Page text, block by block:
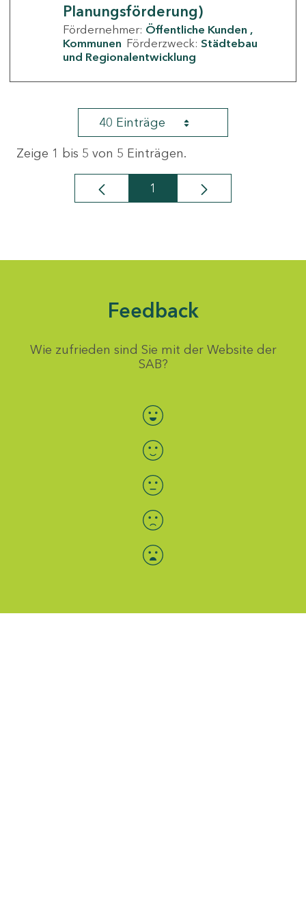
Planungsförderung)
Fördernehmer: Öffentliche Kunden
Kommunen Förderzweck: Städtebau
und Regionalentwicklung
40 Einträge
Zeige 1 bis 5 von 5 Einträgen.
Seite
1
Feedback
Wie zufrieden sind Sie mit der Website der
SAB?
Bewertung auswählen